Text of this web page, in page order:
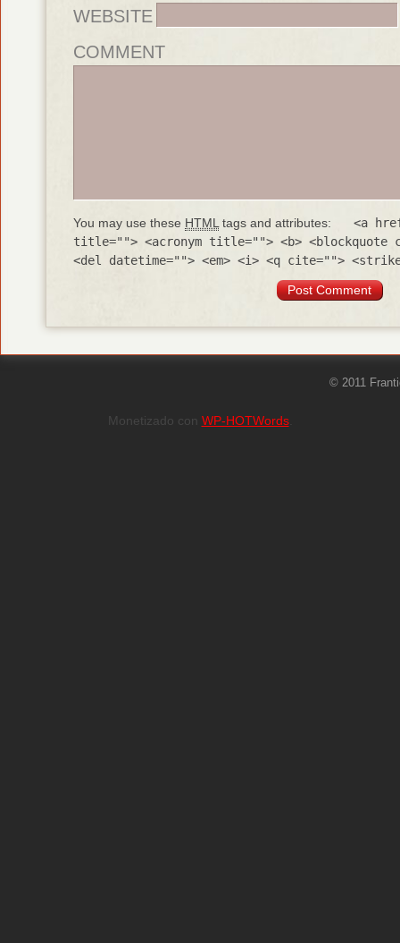
WEBSITE
COMMENT
You may use these HTMLtags and attributes:
<a
title=""> <acronym title=""> <b> <blockquote
<del datetime=""> <em> <i> <q cite="">
© 2011
Monetizado con WP-HOTWords.